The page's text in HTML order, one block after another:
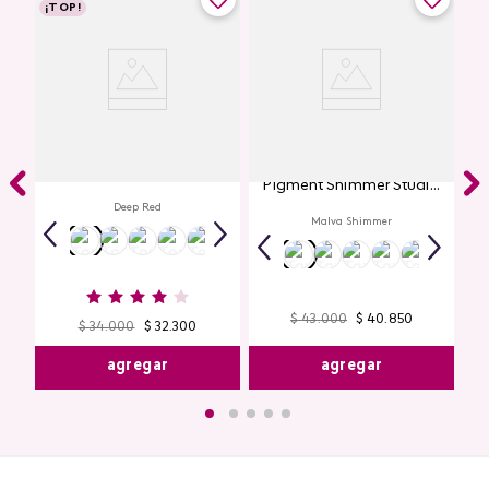
¡TOP!
Deep Red
$ 34.000 $ 32.300
agregar
Pigment Shimmer Studio
Malva Shimmer
$ 43.000 $ 40. 850
agregar